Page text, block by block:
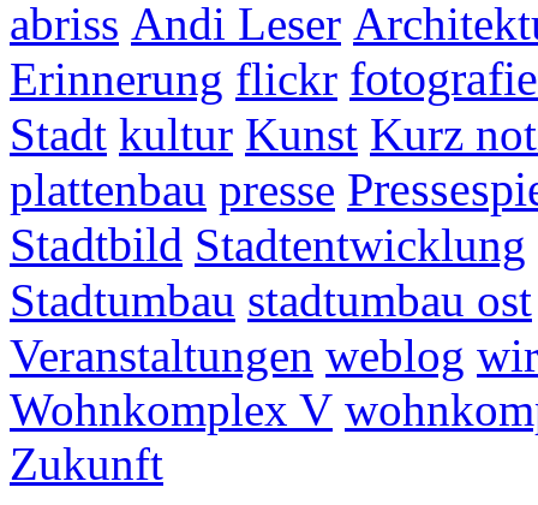
abriss Andi Leser
Erinnerung flickr fotografie
Stadt kultur Kunst Kurz
plattenbau presse
Stadtbild Stadtentwicklung
Stadtumbau stadtumbau ost
Veranstaltungen weblog
Wohnkomplex V
Zukunft